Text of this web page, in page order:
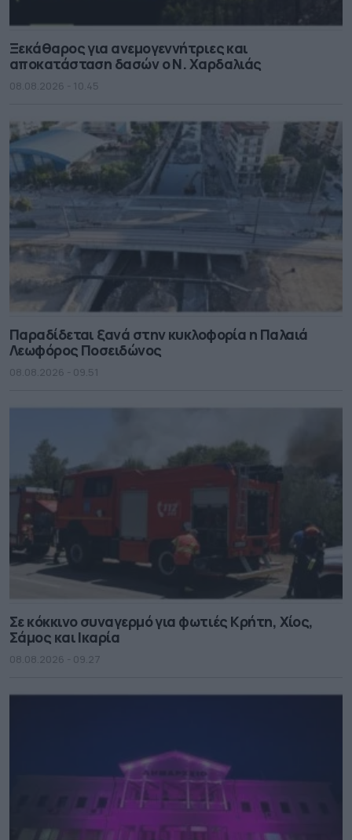
Ξεκάθαρος για ανεμογεννήτριες και
αποκατάσταση δασών ο Ν. Χαρδαλιάς
08.08.2026 - 10.45
Παραδίδεται ξανά στην κυκλοφορία η Παλαιά
Λεωφόρος Ποσειδώνος
08.08.2026 - 09.51
Σε κόκκινο συναγερμό για φωτιές Κρήτη, Χίος,
Σάμος και Ικαρία
08.08.2026 - 09.27